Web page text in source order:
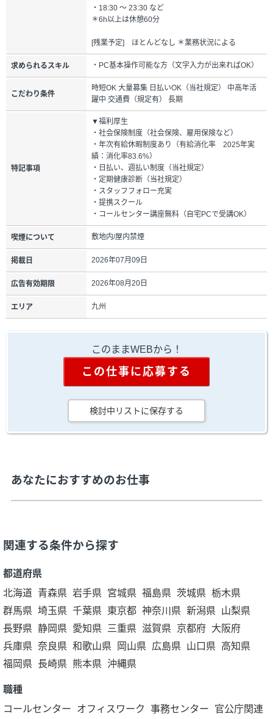
・18:30 ～ 23:30 など
＊6h以上は休憩60分
[残業予定] ほとんどなし ＊業務状況による
求められるスキル ・PC基本操作可能な方（文字入力が出来ればOK）
こだわり条件
時短OK 大量募集 日払いOK（当社規定） 中高年活
躍中 交通費（規定有） 長期
特記事項
▼福利厚生
・社会保険制度（社会保険、雇用保険など）
・年次有給休暇制度あり（有給消化率 2025年実
績：消化率83.6%）
・日払い、週払い制度（当社規定）
・定期健康診断（当社規定）
・スタッフフォロー充実
・提携スクール
・コールセンター講座無料（自宅PCで受講OK）
喫煙について 敷地内/屋内禁煙
掲載日 2026年07月09日
広告有効期限 2026年08月20日
エリア 九州
このままWEBから！
この仕事に応募する
検討中リストに保存する
あなたにおすすめのお仕事
関連する条件から探す
都道府県
北海道 青森県 岩手県 宮城県 福島県 茨城県 栃木県
群馬県 埼玉県 千葉県 東京都 神奈川県 新潟県 山梨県
長野県 静岡県 愛知県 三重県 滋賀県 京都府 大阪府
兵庫県 奈良県 和歌山県 岡山県 広島県 山口県 高知県
福岡県 長崎県 熊本県 沖縄県
職種
コールセンター
オフィスワーク 事務センター 官公庁関連